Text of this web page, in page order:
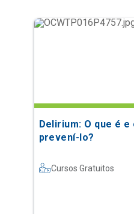
Delirium: O que é
prevení-lo?
Cursos Gratuitos